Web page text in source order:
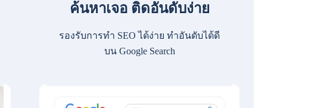
ค้นหาเจอ ติดอันดับง่าย
รองรับการทำ SEO ได้ง่าย ทำอันดับได้ดี
บน Google Search